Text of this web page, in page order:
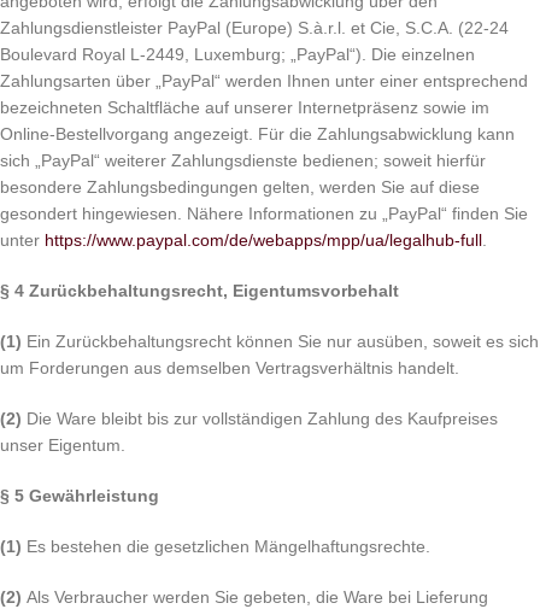
Zahlungsdienstleister PayPal (Europe) S.à.r.l. et Cie, S.C.A. (22-24
Boulevard Royal L-2449, Luxemburg; „PayPal“). Die einzelnen
Zahlungsarten über „PayPal“ werden Ihnen unter einer entsprechend
bezeichneten Schaltfläche auf unserer Internetpräsenz sowie im
Online-Bestellvorgang angezeigt. Für die Zahlungsabwicklung kann
sich „PayPal“ weiterer Zahlungsdienste bedienen; soweit hierfür
besondere Zahlungsbedingungen gelten, werden Sie auf diese
gesondert hingewiesen. Nähere Informationen zu „PayPal“ finden Sie
unter https://www.paypal.com/de/webapps/mpp/ua/legalhub-full.
§ 4 Zurückbehaltungsrecht, Eigentumsvorbehalt
(1) Ein Zurückbehaltungsrecht können Sie nur ausüben, soweit es sich
um Forderungen aus demselben Vertragsverhältnis handelt.
(2) Die Ware bleibt bis zur vollständigen Zahlung des Kaufpreises
unser Eigentum.
§ 5 Gewährleistung
(1) Es bestehen die gesetzlichen Mängelhaftungsrechte.
(2) Als Verbraucher werden Sie gebeten, die Ware bei Lieferung